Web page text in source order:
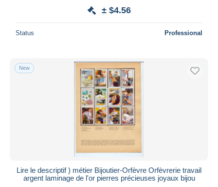
Submit
± $4.56
Status Professional
New
Lire le descriptif ) métier Bijoutier-Orfèvre Orfèvrerie travail
argent laminage de l'or pierres précieuses joyaux bijou